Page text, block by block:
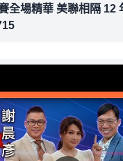
全場精華 美聯相隔 12